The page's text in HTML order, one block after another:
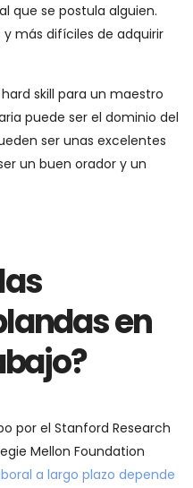
que se postula alguien.
más difíciles de adquirir
skill para un maestro
puede ser el dominio del
ser unas excelentes
un buen orador y un
en
por el Stanford Research
Mellon Foundation
a largo plazo depende